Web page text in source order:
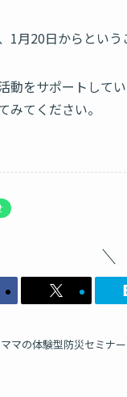
1月20日からという
動をサポートして
みてください。
マの体験型防災セミナ